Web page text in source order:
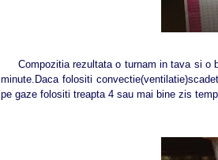
Compozitia rezultata o turnam in tava si o
minute.Daca folositi
pe gaze folositi treapta 4 sau mai bine zis